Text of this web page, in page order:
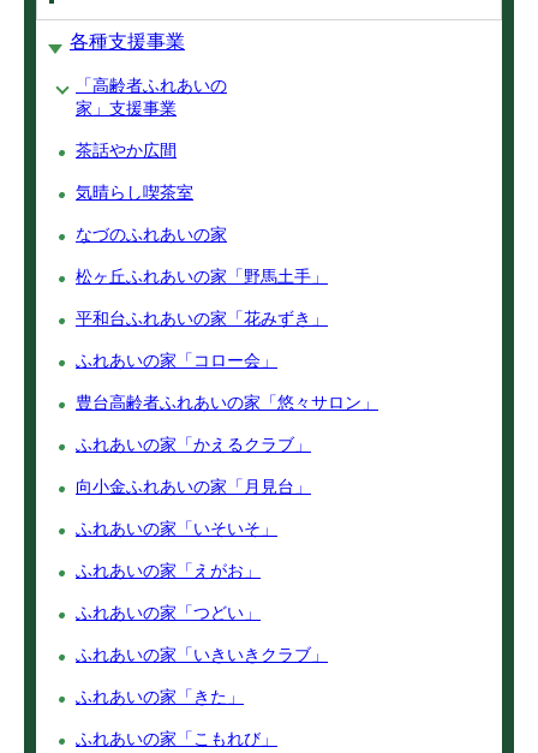
各種支援事業
「高齢者ふれあいの
家」支援事業
茶話やか広間
気晴らし喫茶室
なづのふれあいの家
松ヶ丘ふれあいの家「野馬土手」
平和台ふれあいの家「花みずき」
ふれあいの家「コロー会」
豊台高齢者ふれあいの家「悠々サロン」
ふれあいの家「かえるクラブ」
向小金ふれあいの家「月見台」
ふれあいの家「いそいそ」
ふれあいの家「えがお」
ふれあいの家「つどい」
ふれあいの家「いきいきクラブ」
ふれあいの家「きた」
ふれあいの家「こもれび」